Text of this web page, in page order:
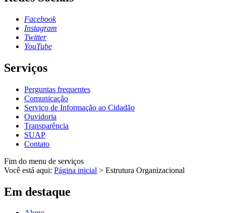
Facebook
Instagram
Twitter
YouTube
Serviços
Perguntas frequentes
Comunicação
Serviço de Informação ao Cidadão
Ouvidoria
Transparência
SUAP
Contato
Fim do menu de serviços
Você está aqui: Página inicial > Estrutura Organizacional
Em destaque